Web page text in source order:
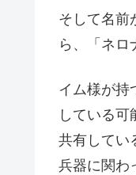
そして名前
ら、「ネロ
イム様が
している
共有してい
兵器に関わ